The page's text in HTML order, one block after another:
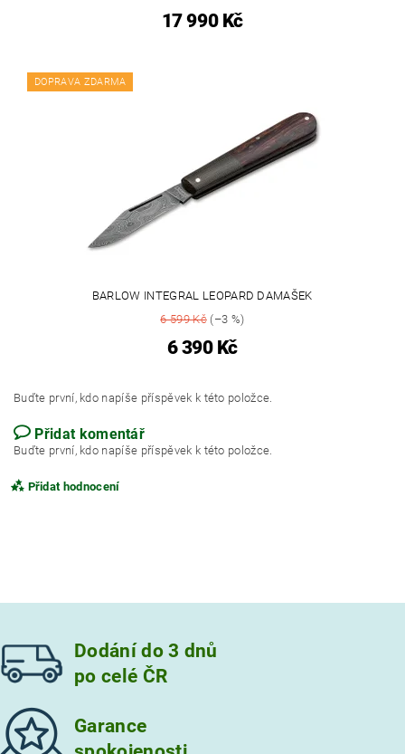
17 990 Kč
DOPRAVA ZDARMA
BARLOW INTEGRAL LEOPARD DAMAŠEK
6 599 Kč(–3 %)
6 390 Kč
Buďte první, kdo napíše příspěvek k této položce.
Přidat komentář
Buďte první, kdo napíše příspěvek k této položce.
Přidat hodnocení
Dodání do 3 dnů
po celé ČR
Garance